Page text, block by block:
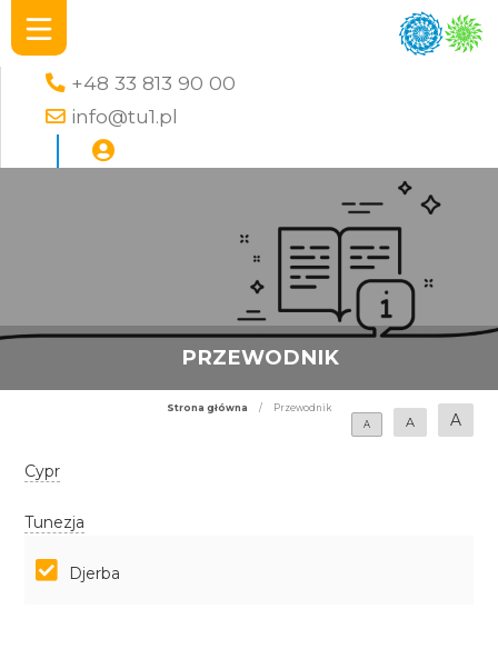
+48 33 813 90 00
info@tu1.pl
PRZEWODNIK
Strona główna /
Przewodnik
A
A A
Cypr
Tunezja
Djerba